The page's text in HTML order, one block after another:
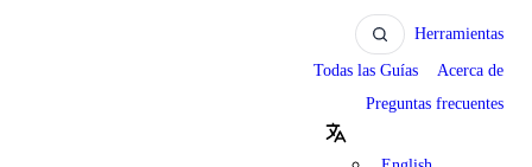
Herramientas
Todas las Guías
Acerca de
Preguntas frecuentes